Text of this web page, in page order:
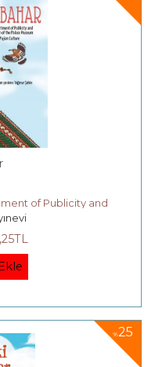
of Publicity and
Museum
,25TL
%25